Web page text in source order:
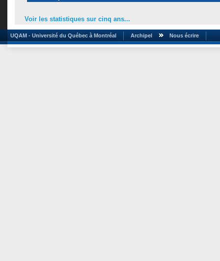
Voir les statistiques sur cinq ans...
UQAM - Université du Québec à Montréal Archipel Nous écrire